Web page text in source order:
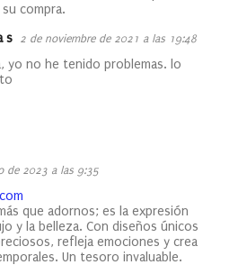
compra.
s 2 de noviembre de 2021 a las 19:48
yo no he tenido problemas. lo
de 2023 a las 9:35
que adornos; es la expresión
y la belleza. Con diseños únicos
refleja emociones y crea
Un tesoro invaluable.